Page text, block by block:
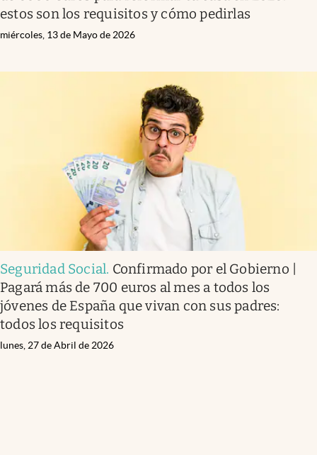
estos son los requisitos y cómo pedirlas
miércoles, 13 de Mayo de 2026
Seguridad Social. Confirmado por el Gobierno |
Pagará más de 700 euros al mes a todos los
jóvenes de España que vivan con sus padres:
todos los requisitos
lunes, 27 de Abril de 2026